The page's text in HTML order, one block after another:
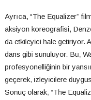
Ayrıca, “The Equalizer”
aksiyon koreografisi,
da etkileyici hale getiriyor.
dans gibi sunuluyor. Bu,
profesyonelliğinin bir
geçerek, izleyicilere
Sonuç olarak, “The